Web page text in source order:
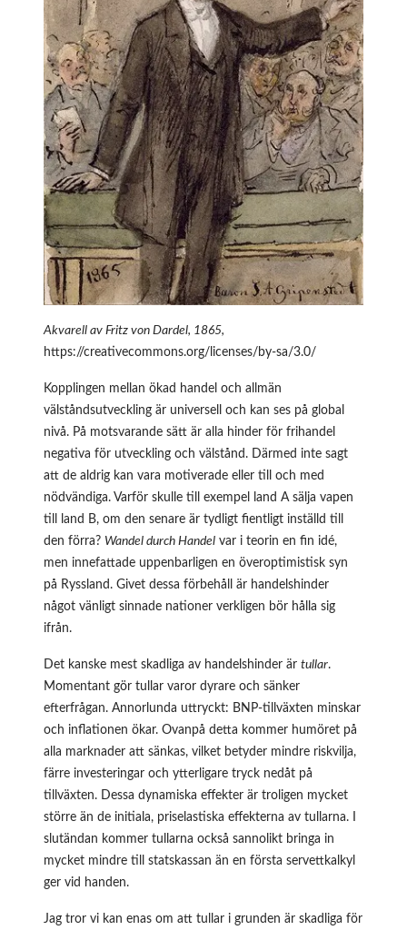
Akvarell av Fritz von Dardel, 1865,
https://creativecommons.org/licenses/by-sa/3.0/
Kopplingen mellan ökad handel och allmän
välståndsutveckling är universell och kan ses på global
nivå. På motsvarande sätt är alla hinder för frihandel
negativa för utveckling och välstånd. Därmed inte sagt
att de aldrig kan vara motiverade eller till och med
nödvändiga. Varför skulle till exempel land A sälja vapen
till land B, om den senare är tydligt fientligt inställd till
den förra? Wandel durch Handel var i teorin en fin idé,
men innefattade uppenbarligen en överoptimistisk syn
på Ryssland. Givet dessa förbehåll är handelshinder
något vänligt sinnade nationer verkligen bör hålla sig
ifrån.
Det kanske mest skadliga av handelshinder är tullar.
Momentant gör tullar varor dyrare och sänker
efterfrågan. Annorlunda uttryckt: BNP-tillväxten minskar
och inflationen ökar. Ovanpå detta kommer humöret på
alla marknader att sänkas, vilket betyder mindre riskvilja,
färre investeringar och ytterligare tryck nedåt på
tillväxten. Dessa dynamiska effekter är troligen mycket
större än de initiala, priselastiska effekterna av tullarna. I
slutändan kommer tullarna också sannolikt bringa in
mycket mindre till statskassan än en första servettkalkyl
ger vid handen.
Jag tror vi kan enas om att tullar i grunden är skadliga för